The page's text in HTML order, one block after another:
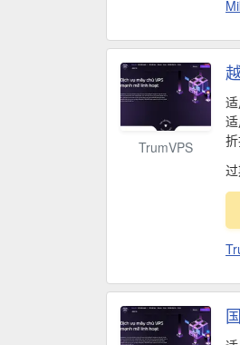
TrumVPS